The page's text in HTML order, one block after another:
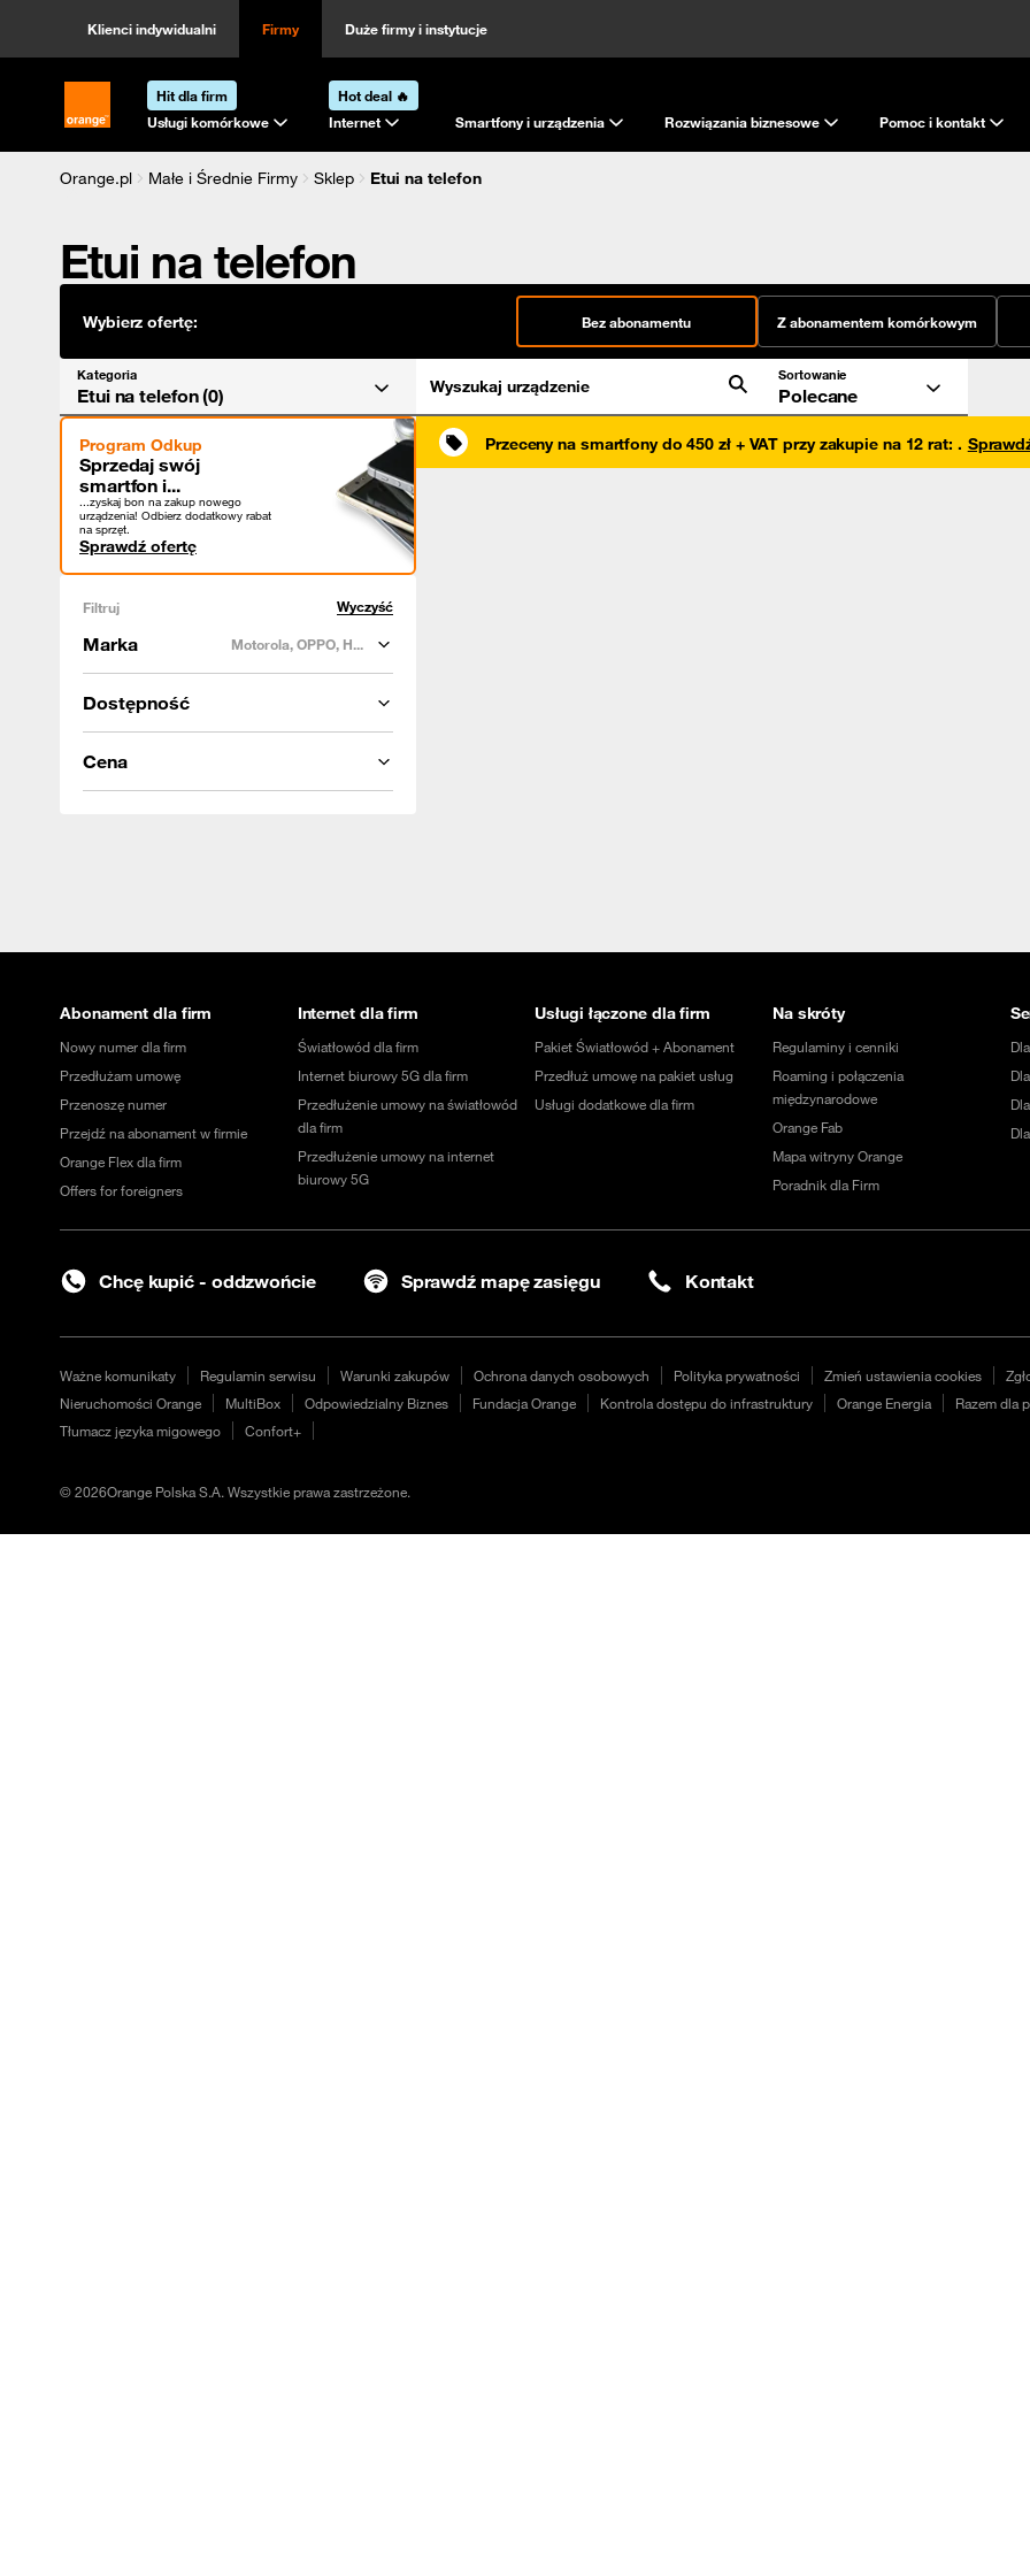
Klienci indywidualni Firmy Duże firmy i instytucje
Strona główna Orange.pl
Hit dla firm
Usługi komórkowe
Hot deal 🔥
Internet
Smartfony i urządzenia Rozwiązania biznesowe Pomoc i kontakt
Orange.pl Małe i Średnie Firmy Sklep
Etui na telefon
Etui na telefon
Wybierz ofertę: Bez abonamentu Z abonamentem komórkowym
Kategoria
Etui na telefon (0) Wyszukaj urządzenie
Sortowanie
Polecane
Program Odkup
Sprzedaj swój
smartfon i...
...zyskaj bon na zakup nowego
urządzenia! Odbierz dodatkowy rabat
na sprzęt.
Sprawdź ofertę
Filtruj Wyczyść
Marka Motorola, OPPO, H...
Dostępność
Cena
Przeceny na smartfony do 450 zł + VAT przy zakupie na 12 rat: .
Abonament dla firm
Nowy numer dla firm
Przedłużam umowę
Przenoszę numer
Przejdź na abonament w firmie
Orange Flex dla firm
Offers for foreigners
Internet dla firm
Światłowód dla firm
Internet biurowy 5G dla firm
Przedłużenie umowy na światłowód
dla firm
Przedłużenie umowy na internet
biurowy 5G
Usługi łączone dla firm
Pakiet Światłowód + Abonament
Przedłuż umowę na pakiet usług
Usługi dodatkowe dla firm
Na skróty
Regulaminy i cenniki
Roaming i połączenia
międzynarodowe
Orange Fab
Mapa witryny Orange
Poradnik dla Firm
Chcę kupić - oddzwońcie Sprawdź mapę zasięgu Kontakt
Ważne komunikaty Regulamin serwisu Warunki zakupów Ochrona danych osobowych Polityka prywatności Zmień ustawienia cookies
Nieruchomości Orange
MultiBox Odpowiedzialny Biznes Fundacja Orange Kontrola dostępu do infrastruktury Orange Energia Razem dla
Tłumacz języka migowego
Confort+
©2026Orange Polska S.A. Wszystkie prawa zastrzeżone.